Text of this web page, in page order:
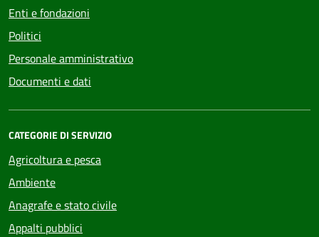
Enti e fondazioni
Politici
Personale amministrativo
Documenti e dati
CATEGORIE DI SERVIZIO
Agricoltura e pesca
Ambiente
Anagrafe e stato civile
Appalti pubblici